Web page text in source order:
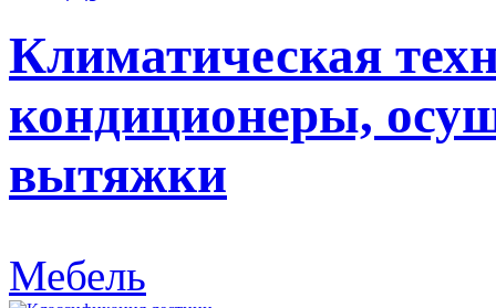
Климатическая
кондиционеры,
вытяжки
Мебель